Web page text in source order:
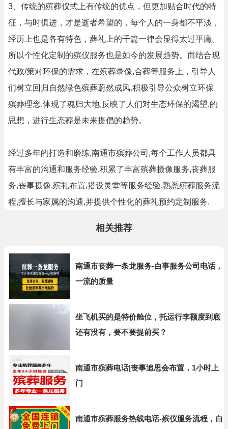
3、传统的殡葬仪式上有传统的优点，但更加贴合时代的特
征，与时俱进，才是逝者希望的，每个人的一身都不平淡，
经历上也是各有特色，葬礼上的千篇一律会显得太过平庸。
所以个性化定制的殡仪服务也是如今的发展趋势。而结合现
代政/策对环保的需求，在殡葬录像,合葬等服务上，引导人
们树立回归自然绿色殡葬蔚然成风.积极引导公众树立环保
殡葬理念.体现了魂归大地,反映了人们对生态环保的渴望.的
思想，进行生态葬是未来提倡的趋势。
经过多年的打造和磨练,南通市殡葬公司,每个工作人员都具
有丰富的沟通和服务经验,积累了丰富殡葬摄像服务,丧葬服
务,丧事摄像,殡礼布置,搭设灵堂等服务经验,熟悉殡葬服务流
程,擅长与家属的沟通,并提供个性化的葬礼预约定制服务.
相关推荐
南通市丧葬一条龙服务-白事服务公司电话，
一流的质量
坐飞机买的是特价舱位，托运行李额度到底
还有没有，要不要提前买？
南通市殡葬电话|丧事追思会布置，1小时上
门
南通市殡葬服务热线电话-殡仪服务流程，白